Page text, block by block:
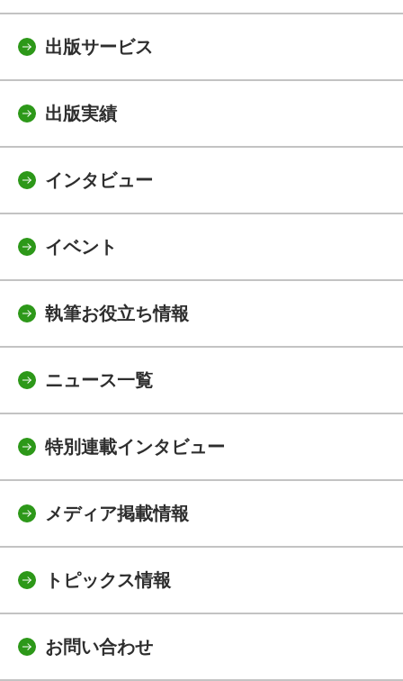
出版サービス
出版実績
インタビュー
イベント
執筆お役立ち情報
ニュース一覧
特別連載インタビュー
メディア掲載情報
トピックス情報
お問い合わせ